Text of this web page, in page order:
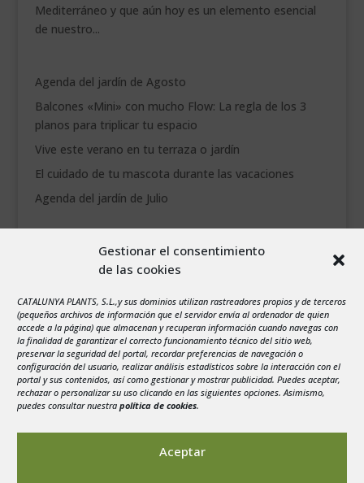
Gestionar el consentimiento
de las cookies
CATALUNYA PLANTS, S.L.,y sus dominios utilizan rastreadores propios y de terceros
(pequeños archivos de información que el servidor envía al ordenador de quien
accede a la página) que almacenan y recuperan información cuando navegas con
la finalidad de garantizar el correcto funcionamiento técnico del sitio web,
preservar la seguridad del portal, recordar preferencias de navegación o
configuración del usuario, realizar análisis estadísticos sobre la interacción con el
portal y sus contenidos, así como gestionar y mostrar publicidad. Puedes aceptar,
rechazar o personalizar su uso clicando en las siguientes opciones. Asimismo,
puedes consultar nuestra política de cookies.
Aceptar
Mediterráneo y que aún hoy es un elemento esencial
de nuestro...
Agenda del jardín de Agosto
Balcones «Mini» con mucho Flow: La regla de los 3
planos para triplicar tu espacio
Vive este verano en tu terraza o jardín
El cuidado de tu mascota durante las vacaciones
Agenda del jardín de Julio
X J V S
3
4 5 6 7 8
9
10
11 12 13 14 15
16
17
18 19 20 21 22
23
24
25 26 27 28 29
30
31